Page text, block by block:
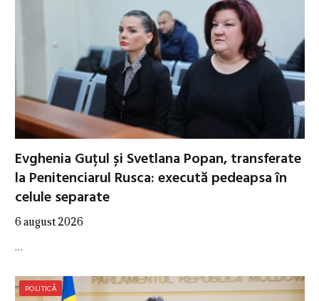
Evghenia Guțul și Svetlana Popan, transferate
la Penitenciarul Rusca: execută pedeapsa în
celule separate
6 august 2026
…
POLITICĂ